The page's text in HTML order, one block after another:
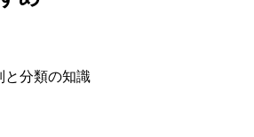
と分類の知識